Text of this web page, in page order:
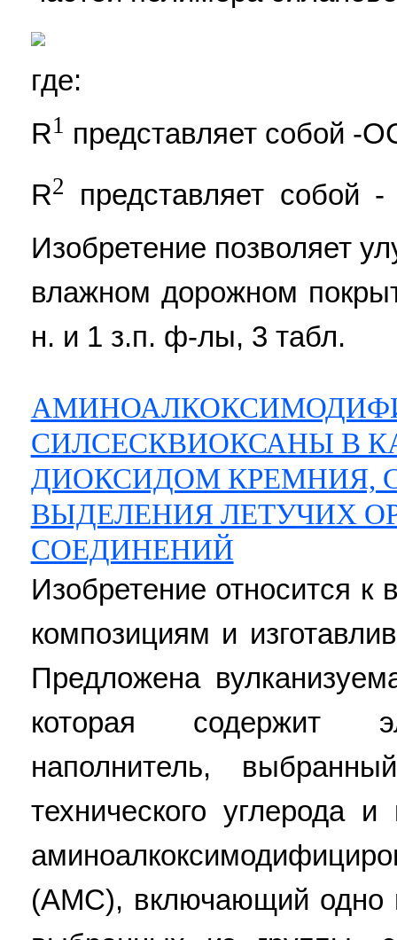
где:
R1 представляет собой -
R2
представляет собой
Изобретение позволяет
влажном дорожном
н. и 1 з.п. ф-лы, 3 табл.
СИЛСЕСКВИОКСАНЫ В
ДИОКСИДОМ КРЕМНИЯ,
ВЫДЕЛЕНИЯ ЛЕТУЧИХ
СОЕДИНЕНИЙ
Изобретение относится
композициям и
Предложена
которая содержит
наполнитель,
технического углерода
(АМС), включающий одно